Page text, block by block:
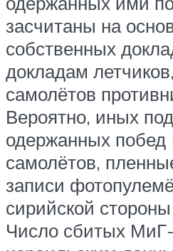
засчитаны на
собственных
докладам
самолётов
Вероятно, иных
одержанных побед
самолётов,
записи
сирийской
Число сбитых